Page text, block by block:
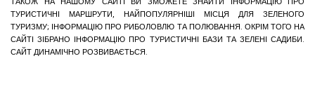
ТУРИСТИЧНІ МАРШРУТИ, НАЙПОПУЛЯРНІШІ МІСЦЯ ДЛЯ ЗЕЛЕНОГО
ТУРИЗМУ; ІНФОРМАЦІЮ ПРО РИБОЛОВЛЮ ТА ПОЛЮВАННЯ. ОКРІМ ТОГО НА
САЙТІ ЗІБРАНО ІНФОРМАЦІЮ ПРО ТУРИСТИЧНІ БАЗИ ТА ЗЕЛЕНІ САДИБИ.
САЙТ ДИНАМІЧНО РОЗВИВАЄТЬСЯ.